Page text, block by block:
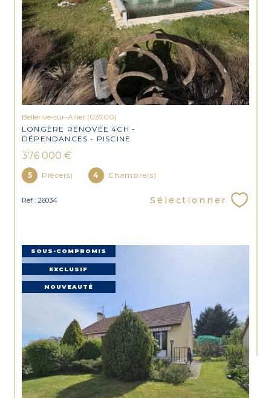
Bellerive-sur-Allier (03700)
LONGÈRE RÉNOVÉE 4CH -
DÉPENDANCES - PISCINE
376 000 €
5 Pièce(s) 4 Chambre(s)
Réf : 26034 Sélectionner
SOUS-COMPROMIS
EXCLUSIF
NOUVEAUTÉ